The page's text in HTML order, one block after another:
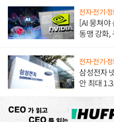
전자·전기·
[AI 뭉쳐야
동맹 강화,
전자·전기·
삼성전자
안 최대